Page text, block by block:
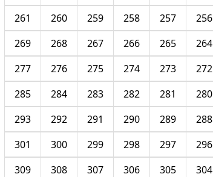
256
257
258
259
260
261
264
265
266
267
268
269
272
273
274
275
276
277
280
281
282
283
284
285
288
289
290
291
292
293
296
297
298
299
300
301
304
305
306
307
308
309